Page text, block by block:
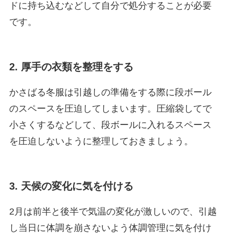
ドに持ち込むなどして自分で処分することが必要
です。
2. 厚手の衣類を整理をする
かさばる冬服は引越しの準備をする際に段ボール
のスペースを圧迫してしまいます。圧縮袋してで
小さくするなどして、段ボールに入れるスペース
を圧迫しないように整理しておきましょう。
3. 天候の変化に気を付ける
2月は前半と後半で気温の変化が激しいので、引越
し当日に体調を崩さないよう体調管理に気を付け